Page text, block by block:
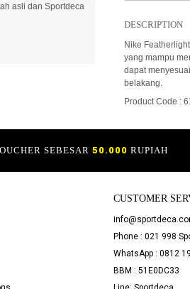
asli dan Sportdeca
DESCRIPTION
Nike
yang mampu
dapat
belakang.
Product Code :
SEBESAR50.000 RUPIAH
CUSTOMER
Phone : 021 998
WhatsApp : 0812
BBM : 51E0DC33